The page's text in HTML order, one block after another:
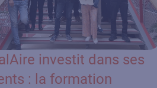
investit dans ses
: la formation